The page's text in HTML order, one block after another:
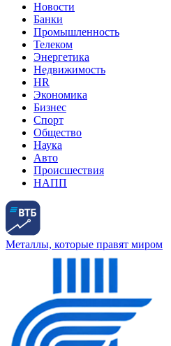
Новости
Банки
Промышленность
Телеком
Энергетика
Недвижимость
HR
Экономика
Бизнес
Спорт
Общество
Наука
Авто
Происшествия
НАПП
Металлы, которые правят миром